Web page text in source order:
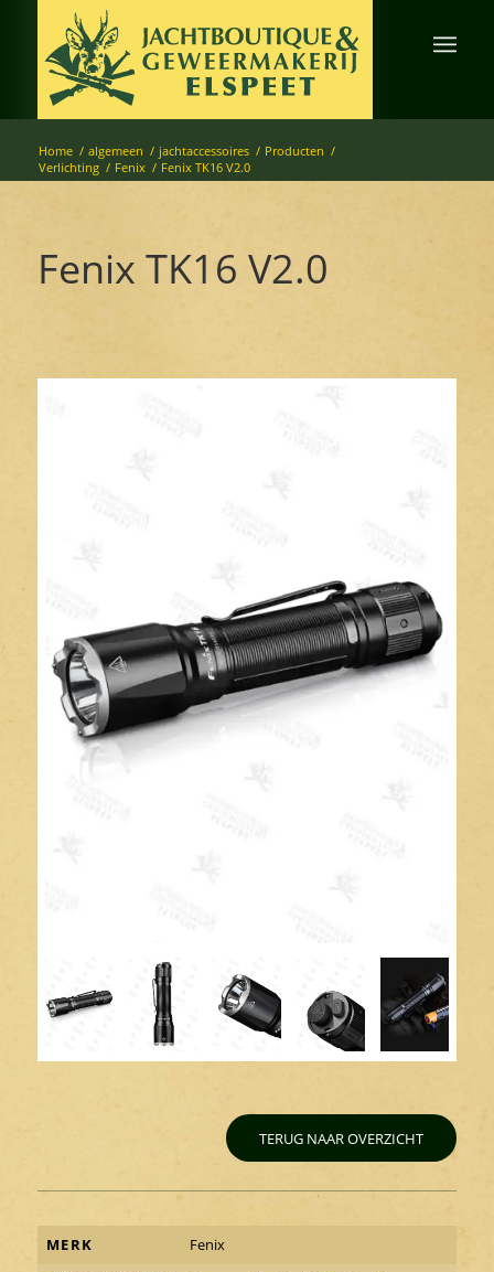
Home / algemeen / jachtaccessoires / Producten /
Verlichting / Fenix / Fenix TK16 V2.0
Fenix TK16 V2.0
TERUG NAAR OVERZICHT
MERK
Fenix